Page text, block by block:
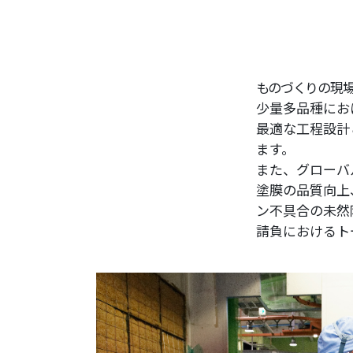
ものづくりの現
少量多品種に
最適な工程設
ます。
また、グロー
塗膜の品質向
ン不具合の未
請負における